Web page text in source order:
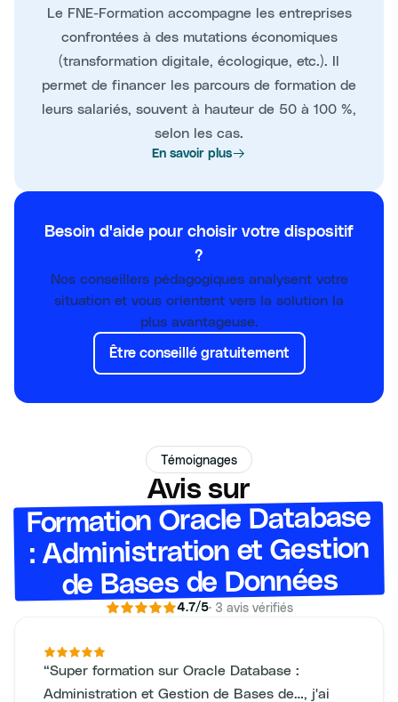
Le FNE-Formation accompagne les entreprises
confrontées à des mutations économiques
(transformation digitale, écologique, etc.). Il
permet de financer les parcours de formation de
leurs salariés, souvent à hauteur de 50 à 100 %,
selon les cas.
En savoir plus
Besoin d'aide pour choisir votre dispositif
?
Nos conseillers pédagogiques analysent votre
situation et vous orientent vers la solution la
plus avantageuse.
Être conseillé gratuitement
Témoignages
Avis sur
Formation Oracle Database
: Administration et Gestion
de Bases de Données
4.7/5· 3 avis vérifiés
“Super formation sur Oracle Database :
Administration et Gestion de Bases de…, j'ai